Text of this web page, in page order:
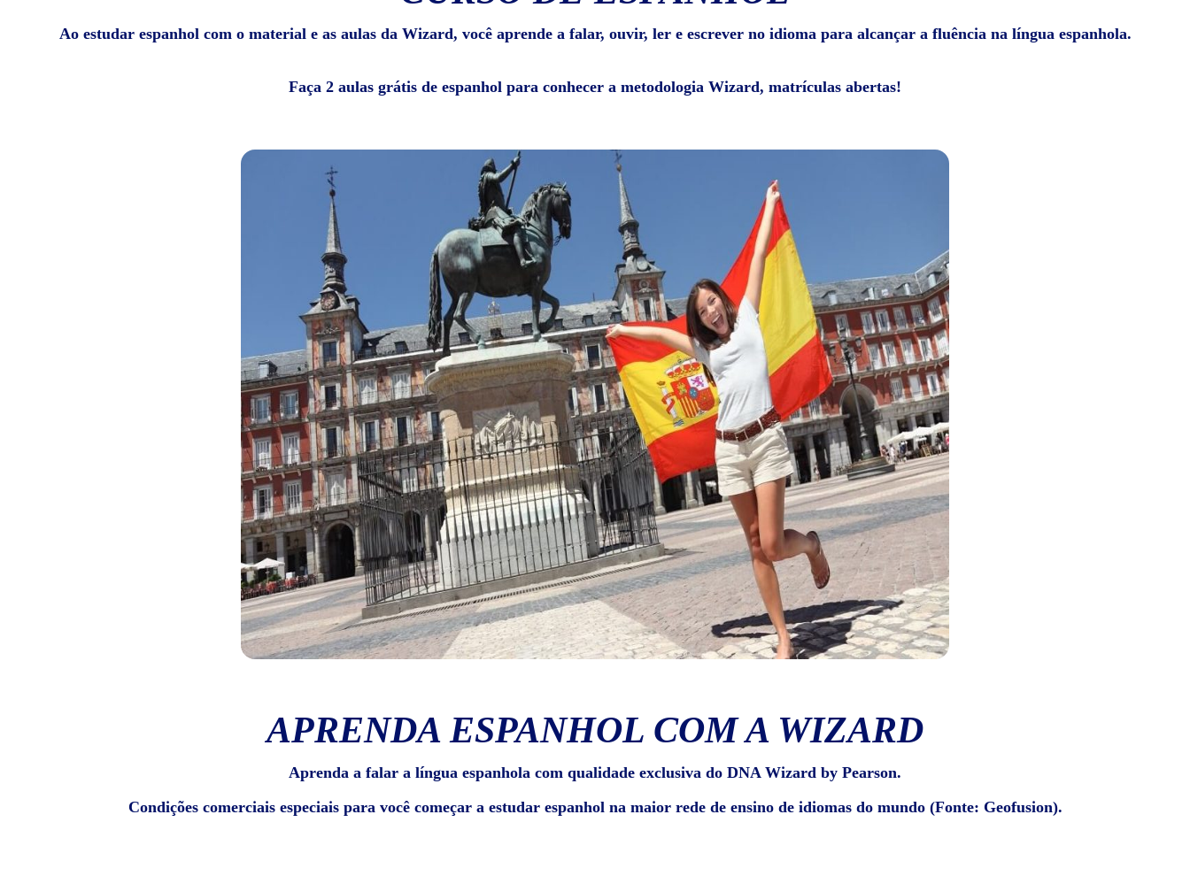
Ao estudar espanhol com o material e as aulas da Wizard, você aprende a falar, ouvir, ler e escrever no idioma para alcançar a fluência na língua espanhola.
Faça 2 aulas grátis de espanhol para conhecer a metodologia Wizard, matrículas abertas!
APRENDA ESPANHOL COM A WIZARD
Aprenda a falar a língua espanhola com qualidade exclusiva do DNA Wizard by Pearson.
Condições comerciais especiais para você começar a estudar espanhol na maior rede de ensino de idiomas do mundo (Fonte: Geofusion).